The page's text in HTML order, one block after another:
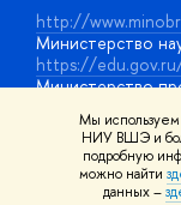
Мы используем
НИУ ВШЭ и
подробную
можно найти
данных –
http://
Министерство
https://
Министерство
Массовые
© НИУ ВШЭ